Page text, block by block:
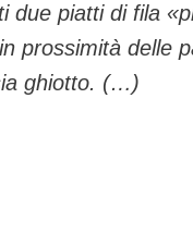
due piatti di fila
prossimità delle
ghiotto. (…)